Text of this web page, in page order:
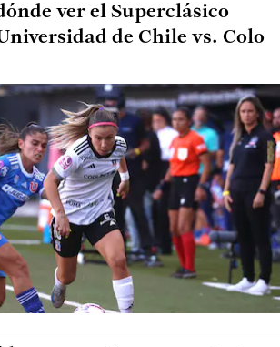
ver el Superclásico
de Chile vs. Colo